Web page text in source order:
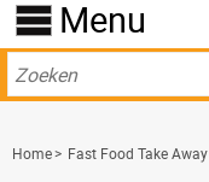
Menu
Home> Fast Food Take Away